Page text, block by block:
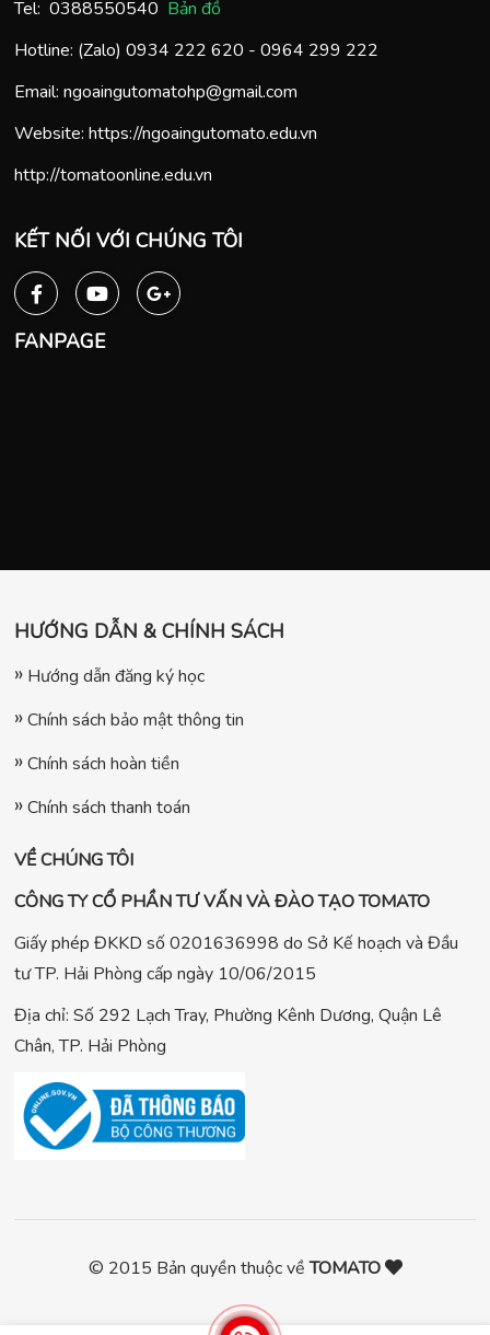
Tel: 0388550540 Bản đồ
Hotline: (Zalo) 0934 222 620 - 0964 299 222
Email: ngoaingutomatohp@gmail.com
Website: https://ngoaingutomato.edu.vn
http://tomatoonline.edu.vn
KẾT NỐI VỚI CHÚNG TÔI
FANPAGE
HƯỚNG DẪN & CHÍNH SÁCH
Hướng dẫn đăng ký học
Chính sách bảo mật thông tin
Chính sách hoàn tiền
Chính sách thanh toán
VỀ CHÚNG TÔI
CÔNG TY CỔ PHẦN TƯ VẤN VÀ ĐÀO TẠO TOMATO
Giấy phép ĐKKD số 0201636998 do Sở Kế hoạch và Đầu
tư TP. Hải Phòng cấp ngày 10/06/2015
Địa chỉ: Số 292 Lạch Tray, Phường Kênh Dương, Quận Lê
Chân, TP. Hải Phòng
© 2015 Bản quyền thuộc vềTOMATO